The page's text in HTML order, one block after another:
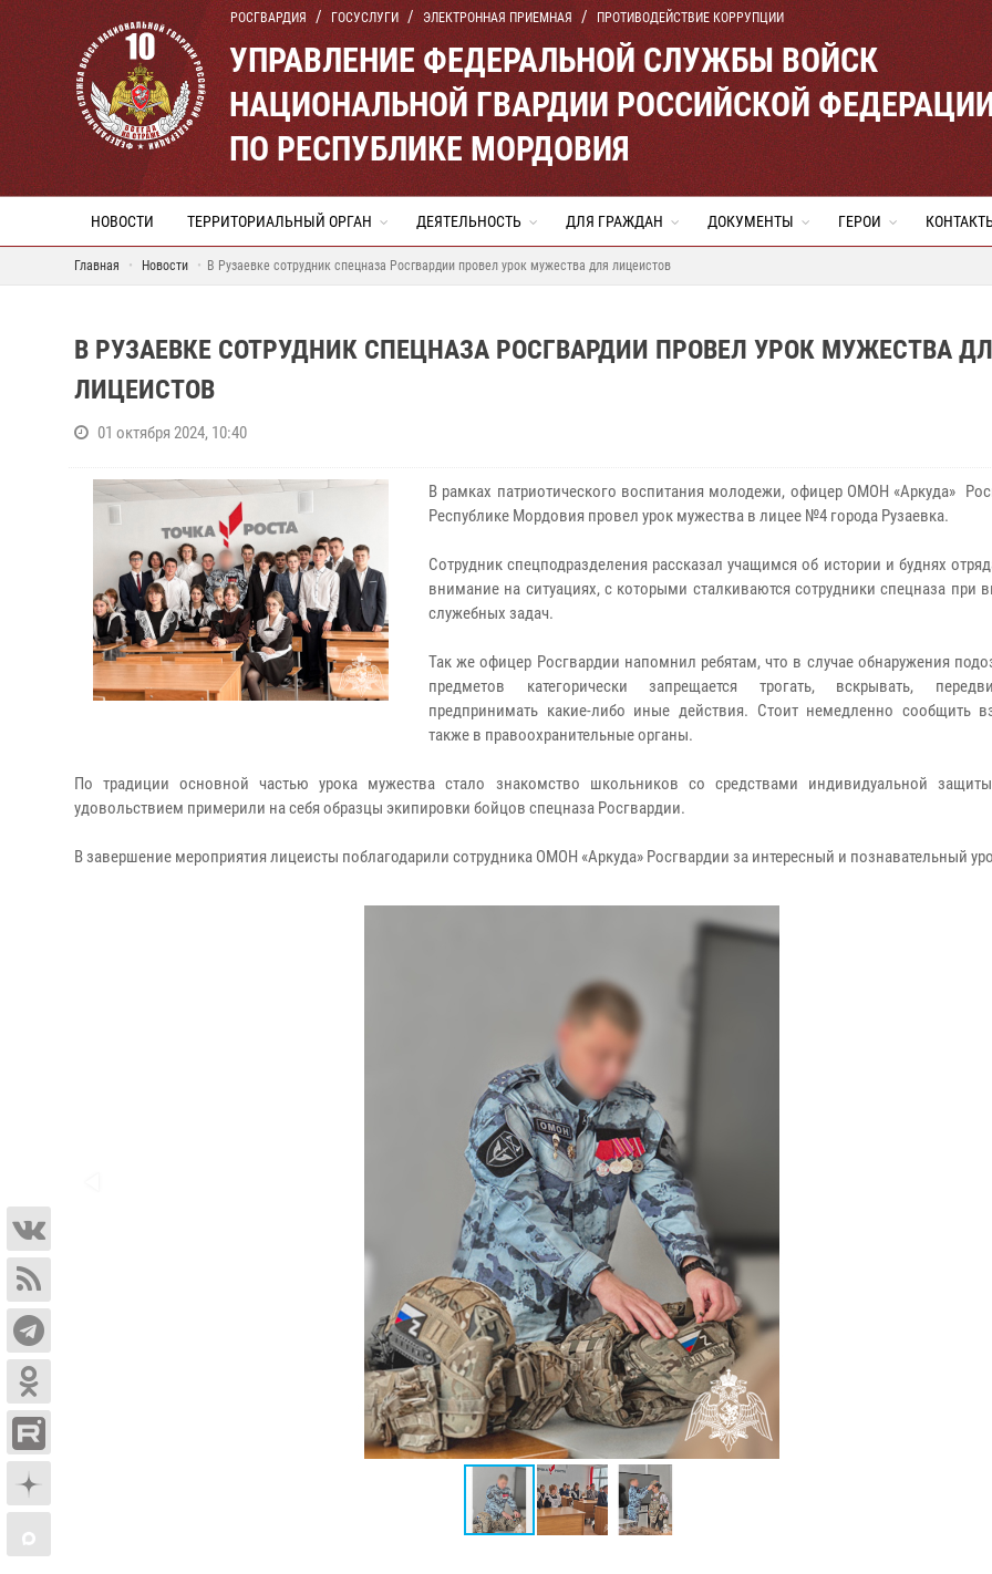
РОСГВАРДИЯ ГОСУСЛУГИ ЭЛЕКТРОННАЯ ПРИЕМНАЯ ПРОТИВОДЕЙСТВИЕ КОРРУПЦИИ
УПРАВЛЕНИЕ ФЕДЕРАЛЬНОЙ СЛУЖБЫ ВОЙСК
НАЦИОНАЛЬНОЙ ГВАРДИИ РОССИЙСКОЙ
ПО РЕСПУБЛИКЕ МОРДОВИЯ
НОВОСТИ ТЕРРИТОРИАЛЬНЫЙ ОРГАН ДЕЯТЕЛЬНОСТЬ ДЛЯ ГРАЖДАН ДОКУМЕНТЫ ГЕРОИ
Главная Новости В Рузаевке сотрудник спецназа Росгвардии провел урок мужества для лицеистов
В РУЗАЕВКЕ СОТРУДНИК СПЕЦНАЗА РОСГВАРДИИ ПРОВЕЛ УРОК МУЖЕСТВА
ЛИЦЕИСТОВ
01 октября 2024, 10:40
В рамках патриотического воспитания молодежи, офицер ОМОН «Аркуда»
Республике Мордовия провел урок мужества в лицее №4 города Рузаевка.
Сотрудник спецподразделения рассказал учащимся об истории и буднях
внимание на ситуациях, с которыми сталкиваются сотрудники спецназа при
служебных задач.
Так же офицер Росгвардии напомнил ребятам, что в случае обнаружения
предметов категорически запрещается трогать, вскрывать,
предпринимать какие-либо иные действия. Стоит немедленно сообщить
также в правоохранительные органы.
По традиции основной частью урока мужества стало знакомство школьников со средствами индивидуальной
удовольствием примерили на себя образцы экипировки бойцов спецназа Росгвардии.
В завершение мероприятия лицеисты поблагодарили сотрудника ОМОН «Аркуда» Росгвардии за интересный и познавательный